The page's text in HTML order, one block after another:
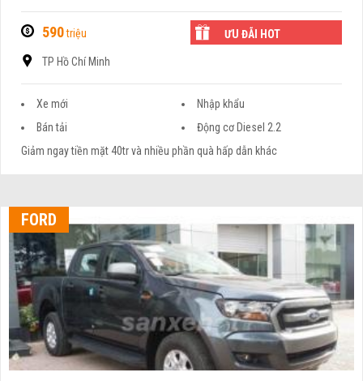
590triệu ƯU ĐÃI HOT
TP Hồ Chí Minh
Xe mới
Nhập khẩu
Bán tải
Động cơ Diesel 2.2
Giảm ngay tiền mặt 40tr và nhiều phần quà hấp dẫn khác
FORD